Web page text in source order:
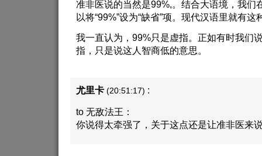
准非医说的当然是99%,。结合大语境，我们
以将“99%”设为“缺省”项。现代汉语里就有这
我一直认为，99%只是虚指。正如有时我们
指，只是说这人智商低的意思。
尤里卡 (20:51:17) :
to 无敌法王：
你说得太牵强了，关于这点还是让准非医来